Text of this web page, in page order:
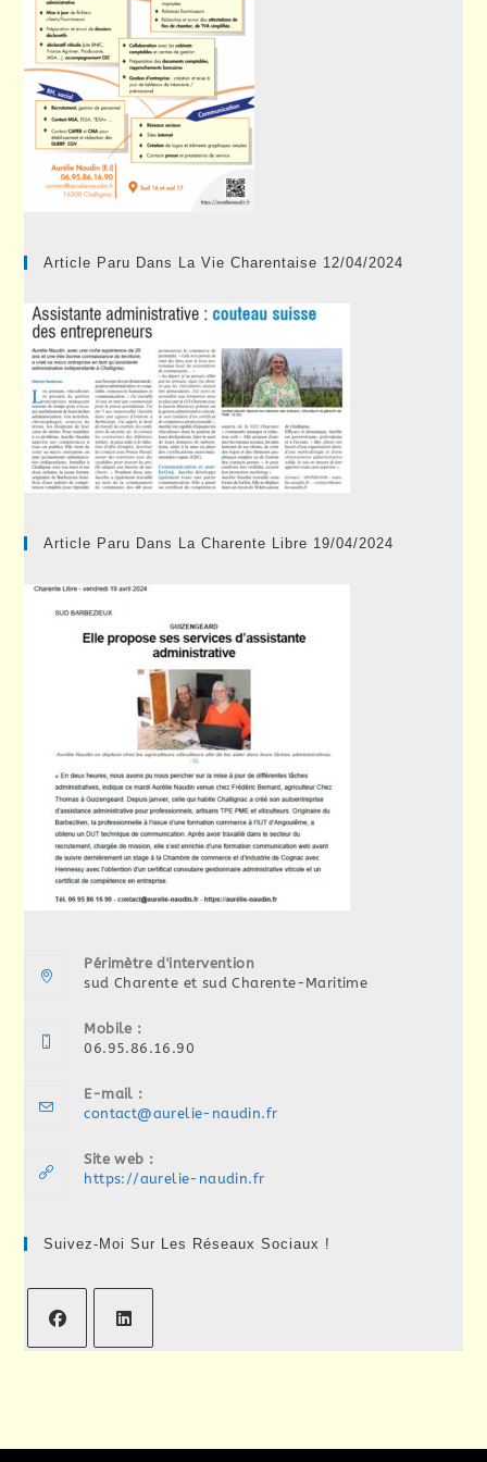
Article Paru Dans La Vie Charentaise 12/04/2024
Article Paru Dans La Charente Libre 19/04/2024
Périmètre d'intervention
sud Charente et sud Charente-Maritime
Mobile :
06.95.86.16.90
E-mail :
contact@aurelie-naudin.frS’ouvre
Site web :
https://aurelie-naudin.fr
Suivez-Moi Sur Les Réseaux Sociaux !